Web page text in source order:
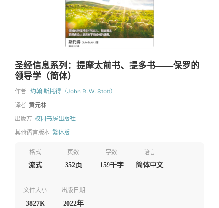
圣经信息系列：提摩太前书、提多书——保罗的
领导学（简体）
作者 约翰·斯托得（John R. W. Stott）
译者 黄元林
出版方 校园书房出版社
其他语言版本 繁体版
格式
流式
页数
352页
字数
159千字
语言
简体中文
文件大小
3827K
出版日期
2022年